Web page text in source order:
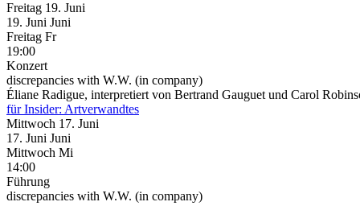
Freitag 19. Juni
19. Juni Juni
Freitag Fr
19:00
Konzert
discrepancies with W.W. (in company)
Éliane Radigue, interpretiert von Bertrand Gauguet und Carol
für Insider: Artverwandtes
Mittwoch 17. Juni
17. Juni Juni
Mittwoch Mi
14:00
Führung
discrepancies with W.W. (in company)